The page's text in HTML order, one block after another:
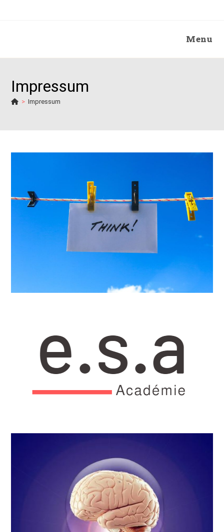
Menu
Impressum
> Impressum